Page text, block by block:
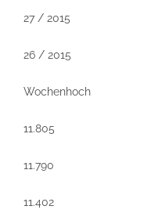
27 / 2015
26 / 2015
Wochenhoch
11.805
11.790
11.402